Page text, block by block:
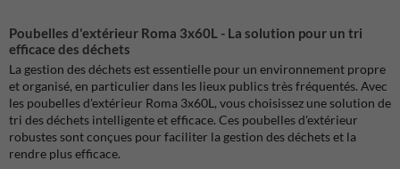
Poubelles d'extérieur Roma 3x60L - La solution pour un tri
efficace des déchets
La gestion des déchets est essentielle pour un environnement propre
et organisé, en particulier dans les lieux publics très fréquentés. Avec
les poubelles d'extérieur Roma 3x60L, vous choisissez une solution de
tri des déchets intelligente et efficace. Ces poubelles d'extérieur
robustes sont conçues pour faciliter la gestion des déchets et la
rendre plus efficace.